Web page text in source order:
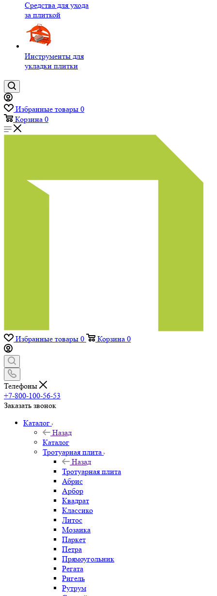
Средства для ухода
за плиткой
Инструменты для
укладки плитки
Избранные товары 0
Корзина 0
Избранные товары 0 Корзина 0
Телефоны
+7-800-100-56-53
Заказать звонок
Каталог
Назад
Каталог
Тротуарная плита
Назад
Тротуарная плита
Абрис
Арбор
Квадрат
Классико
Литос
Мозаика
Паркет
Петра
Прямоугольник
Регата
Ригель
Рутрум